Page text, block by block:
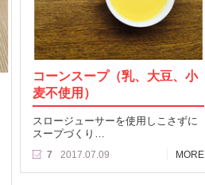
コーンスープ（乳、大豆、小
麦不使用）
スロージューサーを使用しこさずに
スープづくり…
7 2017.07.09 MORE